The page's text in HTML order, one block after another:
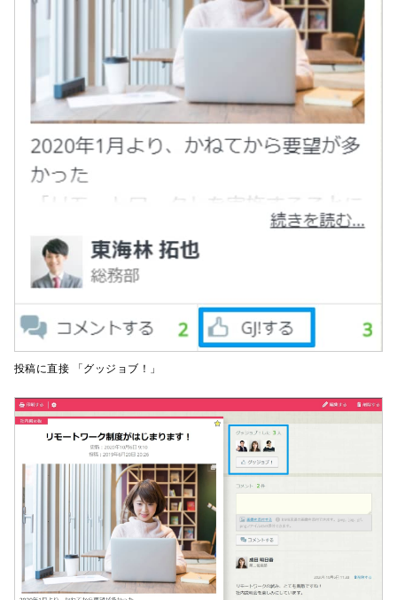
投稿に直接 「グッジョブ！」